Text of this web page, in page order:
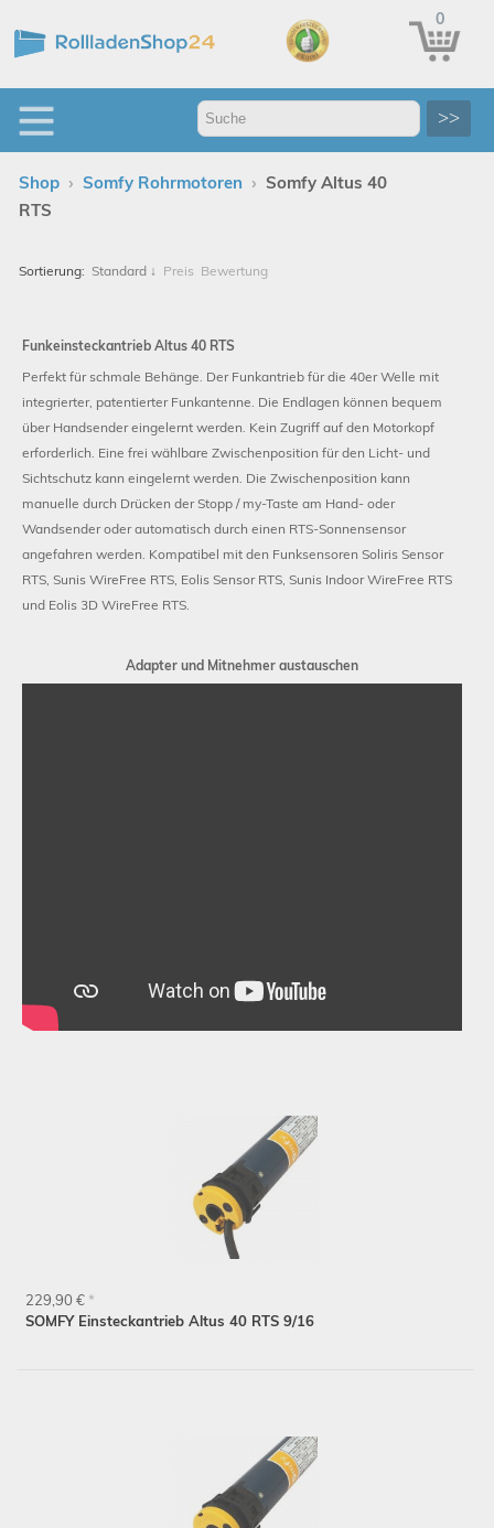
0
>>
Shop › Somfy Rohrmotoren › Somfy Altus 40
RTS
Sortierung: Standard ↓ Preis Bewertung
Funkeinsteckantrieb Altus 40 RTS
Perfekt für schmale Behänge. Der Funkantrieb für die 40er Welle mit
integrierter, patentierter Funkantenne. Die Endlagen können bequem
über Handsender eingelernt werden. Kein Zugriff auf den Motorkopf
erforderlich. Eine frei wählbare Zwischenposition für den Licht- und
Sichtschutz kann eingelernt werden. Die Zwischenposition kann
manuelle durch Drücken der Stopp / my-Taste am Hand- oder
Wandsender oder automatisch durch einen RTS-Sonnensensor
angefahren werden. Kompatibel mit den Funksensoren Soliris Sensor
RTS, Sunis WireFree RTS, Eolis Sensor RTS, Sunis Indoor WireFree RTS
und Eolis 3D WireFree RTS.
Adapter und Mitnehmer austauschen
SOMFY Einsteckantrieb Altus 40 RTS 9/16
229,90 € *